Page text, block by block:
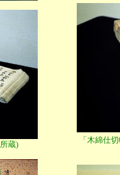
所蔵)
「木綿仕